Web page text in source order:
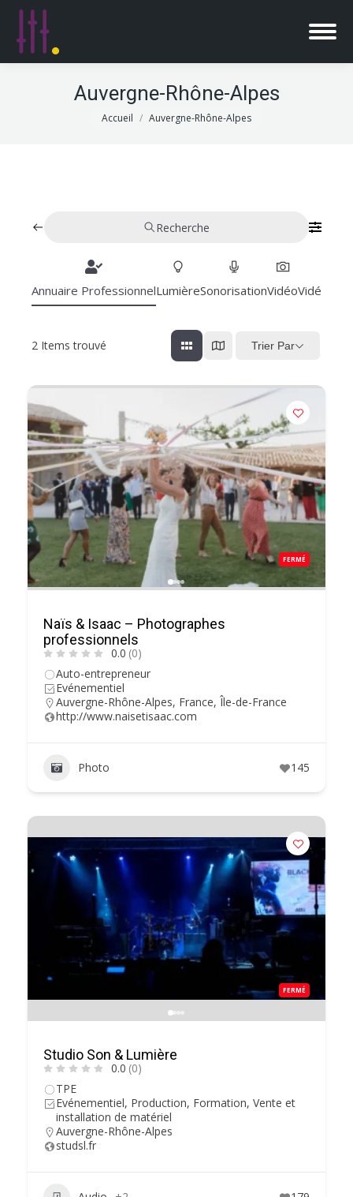
Auvergne-Rhône-Alpes
Vous êtes ici :
Accueil Auvergne-Rhône-Alpes
Recherche
Annuaire ProfessionnelLumièreSonorisationVidéo
2 Items trouvé Trier Par
FERMÉ
Naïs & Isaac – Photographes
professionnels
0.0 (0)
Auto-entrepreneur
Evénementiel
Auvergne-Rhône-Alpes, France, Île-de-France
http://www.naisetisaac.com
Photo 145
FERMÉ
Studio Son & Lumière
0.0 (0)
TPE
Evénementiel, Production, Formation, Vente et
installation de matériel
Auvergne-Rhône-Alpes
studsl.fr